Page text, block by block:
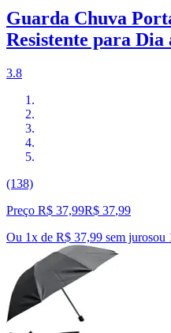
Guarda Chuva
Resistente para Dia
3.8
(138)
Preço R$ 37,99R$ 37,99
Ou 1x de R$ 37,99 sem jurosou